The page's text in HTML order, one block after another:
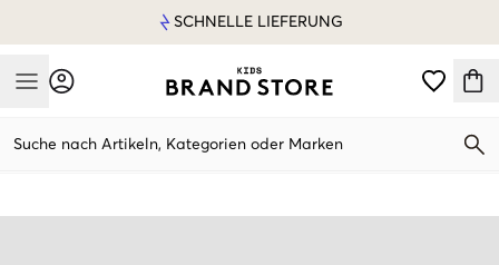
SCHNELLE LIEFERUNG
Mobile Menu
Suche nach Artikeln, Kategorien oder Marken